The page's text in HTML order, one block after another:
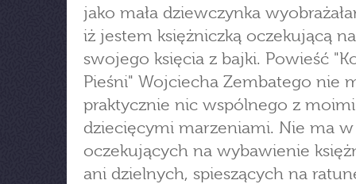
jako mała dziewczynka
iż jestem księżniczką oczekującą na
swojego księcia z bajki. Powieść
Pieśni" Wojciecha Zembatego nie
praktycznie nic wspólnego z moimi
dziecięcymi marzeniami. Nie ma
oczekujących na wybawienie
ani dzielnych, spieszących na